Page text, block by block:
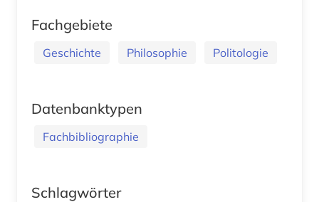
Fachgebiete
Geschichte Philosophie Politologie
Datenbanktypen
Fachbibliographie
Schlagwörter